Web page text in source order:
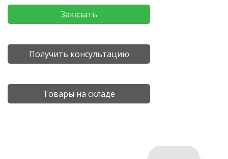
Заказать
Получить консультацию
Товары на складе